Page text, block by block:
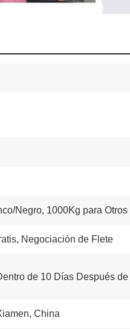
Negro, 1000Kg para
Negociación de Flete
de 10 Días Después
China